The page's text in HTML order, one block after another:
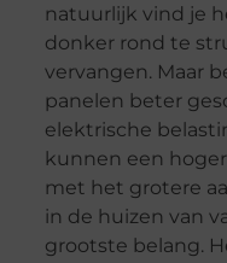
natuurlijk vind je
donker rond te
vervangen. Maar
panelen beter
elektrische
kunnen een
met het grotere
in de huizen van
grootste belang.